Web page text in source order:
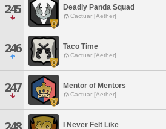
245 Deadly Panda Squad
Cactuar [Aether]
246 Taco Time
Cactuar [Aether]
247 Mentor of Mentors
Cactuar [Aether]
I Never Felt Like